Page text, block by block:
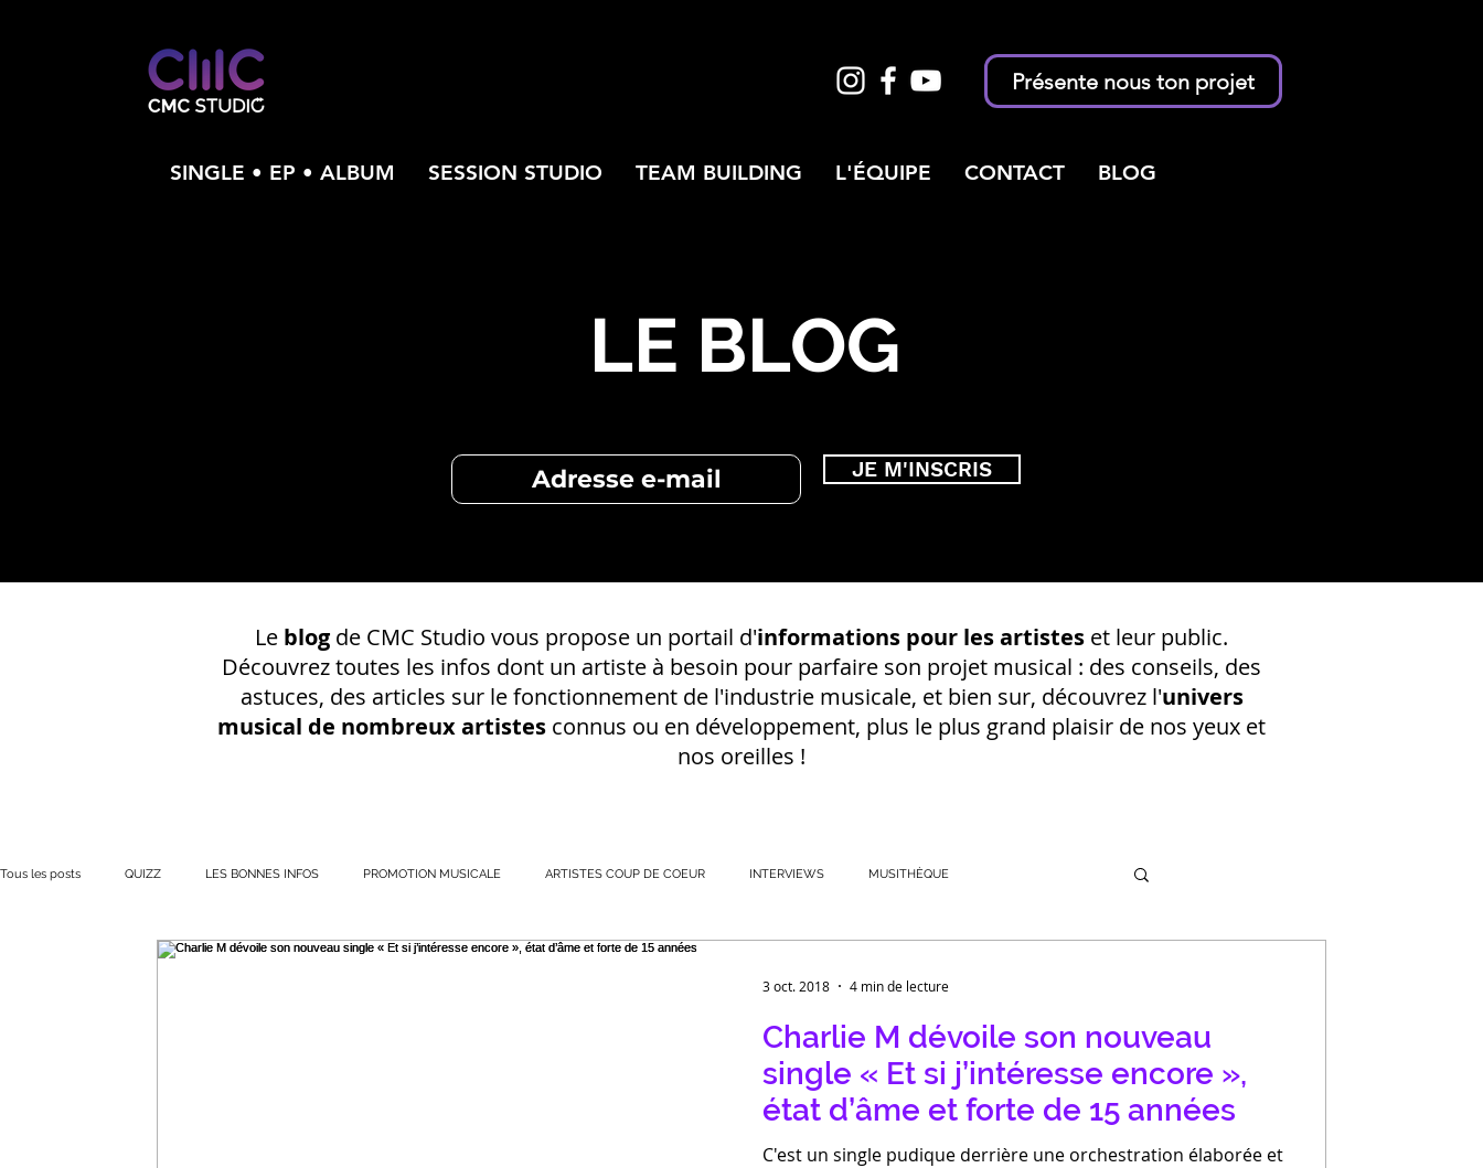
Présente nous ton projet
SINGLE • EP • ALBUM SESSION STUDIO TEAM BUILDING L'ÉQUIPE CONTACT BLOG
LE BLOG
JE M'INSCRIS
Le blog de CMC Studio vous propose un portail d'informations pour les artistes et leur public.
Découvrez toutes les infos dont un artiste à besoin pour parfaire son projet musical : des conseils, des
astuces, des articles sur le fonctionnement de l'industrie musicale, et bien sur, découvrez l'univers
musical de nombreux artistes connus ou en développement, plus le plus grand plaisir de nos yeux et
nos oreilles !
Tous les posts QUIZZ LES BONNES INFOS PROMOTION MUSICALE ARTISTES COUP DE COEUR INTERVIEWS MUSITHÈQUE
PRÉSENCE EN LIGNE
Charlie M dévoile son nouveau
single « Et si j’intéresse encore »,
état d’âme et forte de 15 années
C'est un single pudique derrière une orchestration élaborée et
3 oct. 2018 4 min de lecture